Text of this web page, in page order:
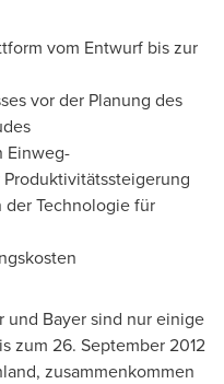
vom Entwurf bis zur
vor der Planung des
Einweg-
Technologie für
und Bayer sind nur einige
zum 26. September 2012
zusammenkommen